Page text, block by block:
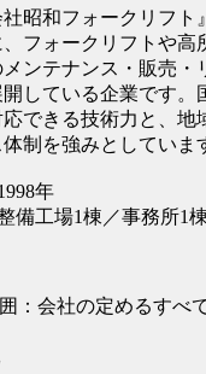
社昭和フォークリフト
、フォークリフトや高
ンテナンス・販売・
している企業です。
できる技術力と、地
制を強みとしていま
年
備工場1棟／事務所1
：会社の定めるすべ